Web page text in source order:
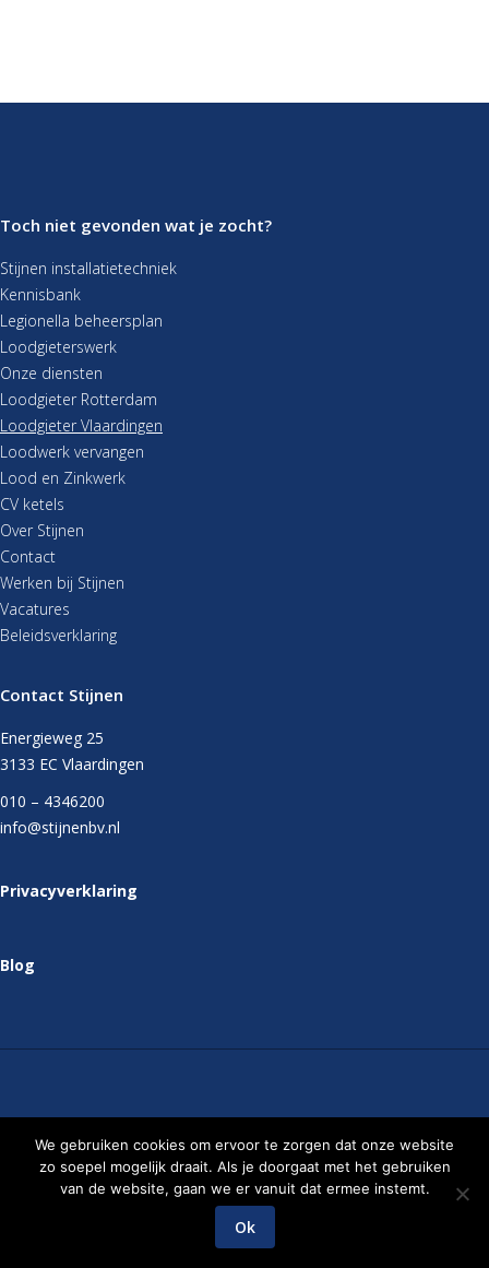
Toch niet gevonden wat je zocht?
Stijnen installatietechniek
Kennisbank
Legionella beheersplan
Loodgieterswerk
Onze diensten
Loodgieter Rotterdam
Loodgieter Vlaardingen
Loodwerk vervangen
Lood en Zinkwerk
CV ketels
Over Stijnen
Contact
Werken bij Stijnen
Vacatures
Beleidsverklaring
Contact Stijnen
Energieweg 25
3133 EC Vlaardingen
010 – 4346200
info@stijnenbv.nl
Privacyverklaring
Blog
InstallatietechniekB.V.
Website ontwikkeld door Milk & Media
We gebruiken cookies om ervoor te zorgen dat onze website
zo soepel mogelijk draait. Als je doorgaat met het gebruiken
van de website, gaan we er vanuit dat ermee instemt.
Ok